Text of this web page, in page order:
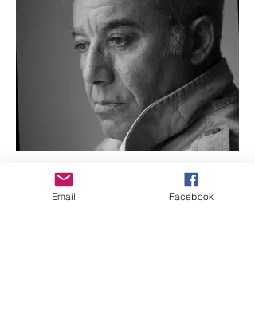
Naourdine Boubaaya - - - In
Email Facebook